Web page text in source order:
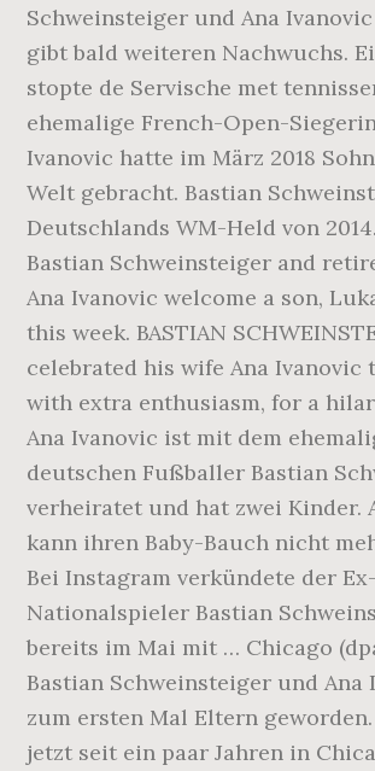
Schweinsteiger und Ana Ivanovic
gibt bald weiteren Nachwuchs.
stopte de Servische met
ehemalige French-Open-
Ivanovic hatte im März 2018
Welt gebracht. Bastian
Deutschlands WM-Held von
Bastian Schweinsteiger and
Ana Ivanovic welcome a son,
this week. BASTIAN
celebrated his wife Ana Ivanovic
with extra enthusiasm, for a
Ana Ivanovic ist mit dem
deutschen Fußballer Bastian
verheiratet und hat zwei Kinder.
kann ihren Baby-Bauch nicht
Bei Instagram verkündete der Ex-
Nationalspieler Bastian
bereits im Mai mit … Chicago
Bastian Schweinsteiger und Ana
zum ersten Mal Eltern
jetzt seit ein paar Jahren in